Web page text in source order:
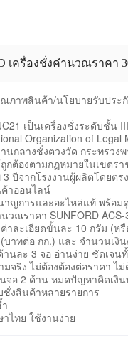
ภาพสินค้า/นโยบายรับประ
เป็นเครื่องชั่งระดับชั้น
Organization of Legal
นกลางชั่งตวงวัด กระทรวง
กต้องตามกฏหมายในเขตร
ปีจากโรงงานผู้ผลิตโดยต
าออนไลน์
าญการและอะไหล่แท้ พร้อ
วณราคา SUNFORD ACS-
าละเอียดขั้นละ 10 กรัม (ห
าทต่อ กก.) และ จำนวนเงิ
นละ 3 จอ อ่านง่าย ชัดเจน
จริง ไม่ต้องต้องต่อราคา ไ
จอ 2 ด้าน หมดปัญหาคิดเงิ
งสินค้าหลายรายการ
ไทย ใช้งานง่าย